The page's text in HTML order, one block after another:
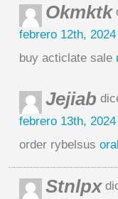
Okmktk
febrero 12th,
buy acticlate sale
Jejiab
febrero 13th,
order rybelsus
Stnlpx